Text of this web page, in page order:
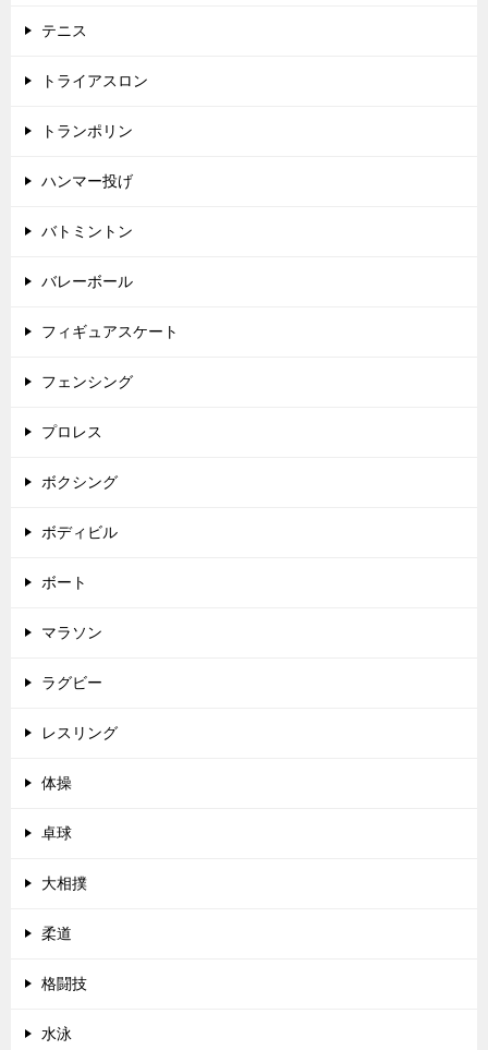
テニス
トライアスロン
トランポリン
ハンマー投げ
バトミントン
バレーボール
フィギュアスケート
フェンシング
プロレス
ボクシング
ボディビル
ボート
マラソン
ラグビー
レスリング
体操
卓球
大相撲
柔道
格闘技
水泳